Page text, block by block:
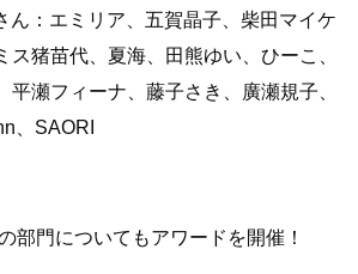
ん：エミリア、五賀晶子、柴田マイケ
ス猪苗代、夏海、田熊ゆい、ひーこ、
平瀬フィーナ、藤子さき、廣瀬規子、
、SAORI
部門についてもアワードを開催！